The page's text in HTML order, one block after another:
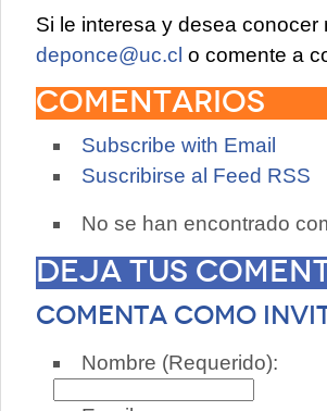
Si le interesa y desea
deponce@uc.cl o comente a
Comentarios
Subscribe with Email
Suscribirse al Feed RSS
No se han encontrado
Deja tus
Comenta como
Nombre (Requerido):